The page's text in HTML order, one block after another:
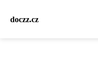
doczz.cz